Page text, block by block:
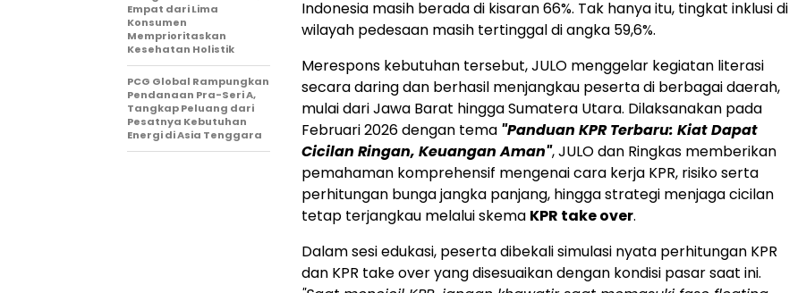
Indonesia masih berada di kisaran 66%. Tak hanya itu, tingkat inklusi di
wilayah pedesaan masih tertinggal di angka 59,6%.
Merespons kebutuhan tersebut, JULO menggelar kegiatan literasi
secara daring dan berhasil menjangkau peserta di berbagai daerah,
mulai dari Jawa Barat hingga Sumatera Utara. Dilaksanakan pada
Februari 2026 dengan tema "Panduan KPR Terbaru: Kiat Dapat
Cicilan Ringan, Keuangan Aman", JULO dan Ringkas memberikan
pemahaman komprehensif mengenai cara kerja KPR, risiko serta
perhitungan bunga jangka panjang, hingga strategi menjaga cicilan
tetap terjangkau melalui skema KPR take over.
Dalam sesi edukasi, peserta dibekali simulasi nyata perhitungan KPR
dan KPR take over yang disesuaikan dengan kondisi pasar saat ini.
Empat dari Lima
Konsumen
Memprioritaskan
Kesehatan Holistik
PCG Global Rampungkan
Pendanaan Pra-Seri A,
Tangkap Peluang dari
Pesatnya Kebutuhan
Energi di Asia Tenggara